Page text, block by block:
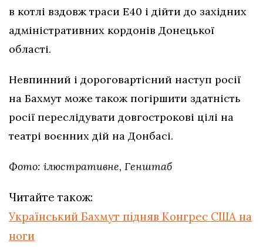
в котлі вздовж траси Е40 і дійти до західних
адміністративних кордонів Донецької
області.
Невпинний і дороговартісний наступ росії
на Бахмут може також погіршити здатність
росії переслідувати довгострокові цілі на
театрі воєнних дій на Донбасі.
Фото: ілюстративне, Генштаб
Читайте також:
Український Бахмут підняв Конгрес США на
ноги